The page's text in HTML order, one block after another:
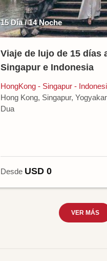
15 Día / 14 Noche
Viaje de lujo de 15 días
Singapur e Indonesia
HongKong - Singapur -
Hong Kong, Singapur,
Dua
Desde USD 0
VER MÁS